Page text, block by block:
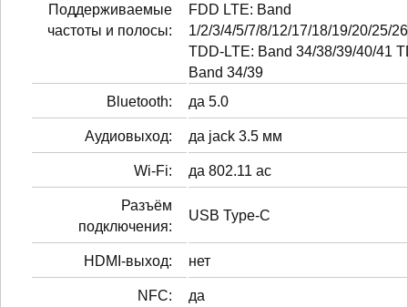
Поддерживаемые
частоты и полосы:
FDD LTE: Band
1/2/3/4/5/7/8/12/17/18/19/20/25/
TDD-LTE: Band 34/38/39/40/41
Band 34/39
Bluetooth:
да 5.0
Аудиовыход: да jack 3.5 мм
Wi-Fi: да 802.11 ac
Разъём
подключения:
USB Type-C
HDMI-выход: нет
NFC: да